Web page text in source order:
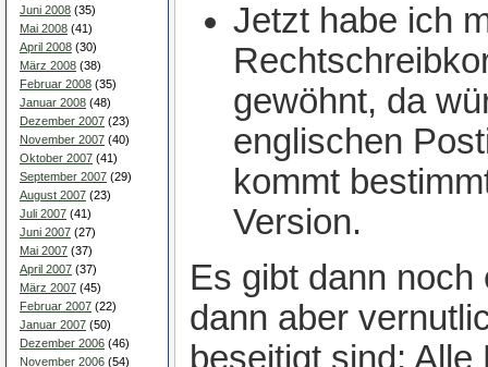
Juni 2008 (35)
Mai 2008 (41)
April 2008 (30)
März 2008 (38)
Februar 2008 (35)
Januar 2008 (48)
Dezember 2007 (23)
November 2007 (40)
Oktober 2007 (41)
September 2007 (29)
August 2007 (23)
Juli 2007 (41)
Juni 2007 (27)
Mai 2007 (37)
April 2007 (37)
März 2007 (45)
Februar 2007 (22)
Januar 2007 (50)
Dezember 2006 (46)
November 2006 (54)
Jetzt habe ich
gewöhnt, da
englischen
kommt
Version.
Es gibt dann
dann aber
beseitigt sind: